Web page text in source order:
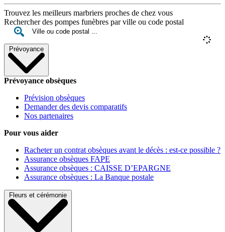
Trouvez les meilleurs marbriers proches de chez vous
Rechercher des pompes funèbres par ville ou code postal
Prévoyance
Prévoyance obsèques
Prévision obsèques
Demander des devis comparatifs
Nos partenaires
Pour vous aider
Racheter un contrat obsèques avant le décès : est-ce possible ?
Assurance obsèques FAPE
Assurance obsèques : CAISSE D’EPARGNE
Assurance obsèques : La Banque postale
Fleurs et cérémonie